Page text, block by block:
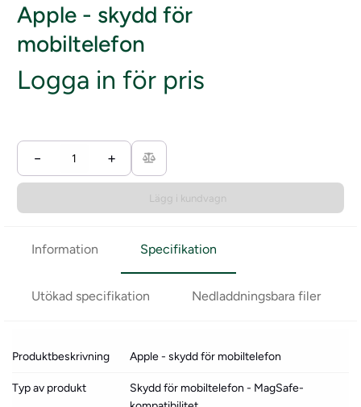
Apple - skydd för
mobiltelefon
Logga in för pris
− +
Lägg i kundvagn
Information Specifikation
Utökad specifikation Nedladdningsbara filer
Produktbeskrivning Apple - skydd för mobiltelefon
Typ av produkt
Skydd för mobiltelefon - MagSafe-